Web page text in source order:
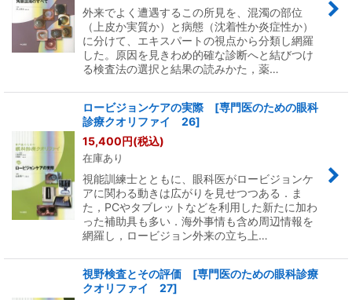
外来でよく遭遇するこの所見を、混濁の部位
（上皮か実質か）と病態（沈着性か炎症性か）
に分けて、エキスパートの視点から分類し網羅
した。原因を見きわめ的確な診断へと結びつけ
る検査法の選択と結果の読みかた，薬…
ロービジョンケアの実際 [専門医のための眼科
診療クオリファイ 26]
15,400円(税込)
在庫あり
視能訓練士とともに、眼科医がロービジョンケ
アに関わる動きは広がりを見せつつある．ま
た，PCやタブレットなどを利用した新たに加わ
った補助具も多い．海外事情も含め周辺情報を
網羅し，ロービジョン外来の立ち上…
視野検査とその評価 [専門医のための眼科診療
クオリファイ 27]